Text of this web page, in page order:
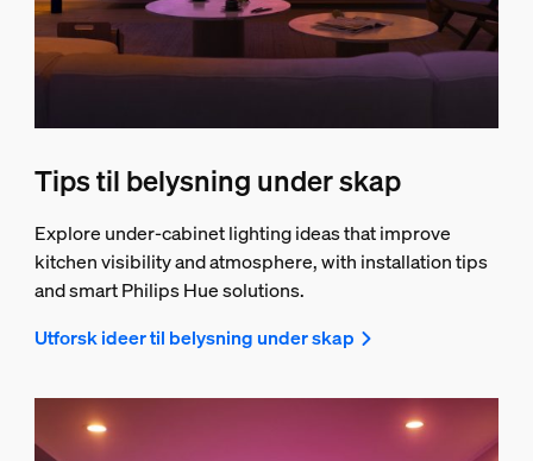
Tips til belysning under skap
Explore under-cabinet lighting ideas that improve
kitchen visibility and atmosphere, with installation tips
and smart Philips Hue solutions.
Utforsk ideer til belysning under skap